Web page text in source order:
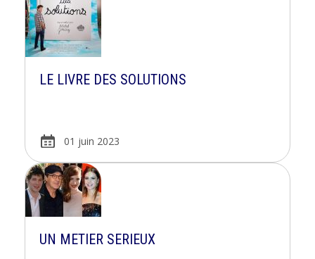
LE LIVRE DES SOLUTIONS
01 juin 2023
UN METIER SERIEUX